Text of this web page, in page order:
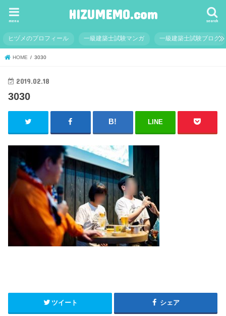
HIZUMEMO.com search
menu
ヒヅメのプロフィール 一級建築士試験マンガ 一級建築士試験ブログ
HOME 3030
2019.02.18
3030
LINE
ツイート シェア